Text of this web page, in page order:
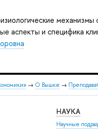
механизмы
аспекты и специфика
→ О Вышке →
НАУКА
Научные